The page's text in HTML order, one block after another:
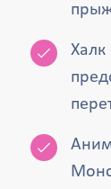
Халк